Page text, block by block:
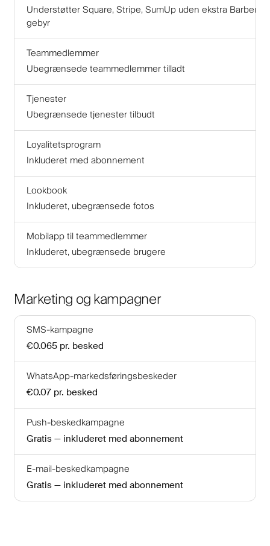
Understøtter Square, Stripe, SumUp uden ekstra Barberly-
gebyr
Teammedlemmer
Ubegrænsede teammedlemmer tilladt
Tjenester
Ubegrænsede tjenester tilbudt
Loyalitetsprogram
Inkluderet med abonnement
Lookbook
Inkluderet, ubegrænsede fotos
Mobilapp til teammedlemmer
Inkluderet, ubegrænsede brugere
Marketing og kampagner
SMS-kampagne
€0.065 pr. besked
WhatsApp-markedsføringsbeskeder
€0.07 pr. besked
Push-beskedkampagne
Gratis — inkluderet med abonnement
E-mail-beskedkampagne
Gratis — inkluderet med abonnement